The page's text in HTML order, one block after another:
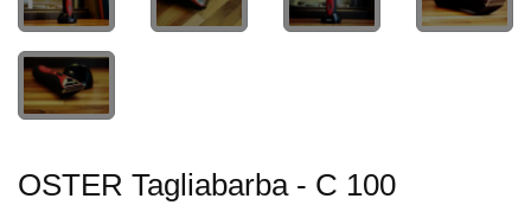
OSTER Tagliabarba - C 100